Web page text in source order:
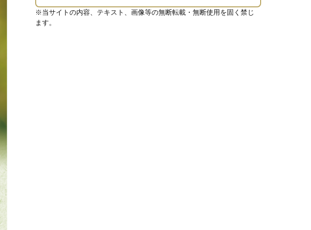
※当サイトの内容、テキスト、画像等の無断転載・無断使用を固く禁じ
ます。